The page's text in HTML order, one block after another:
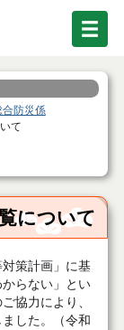
合防災係
て
について
策計画」に基
らない」とい
協力により、
した。（令和